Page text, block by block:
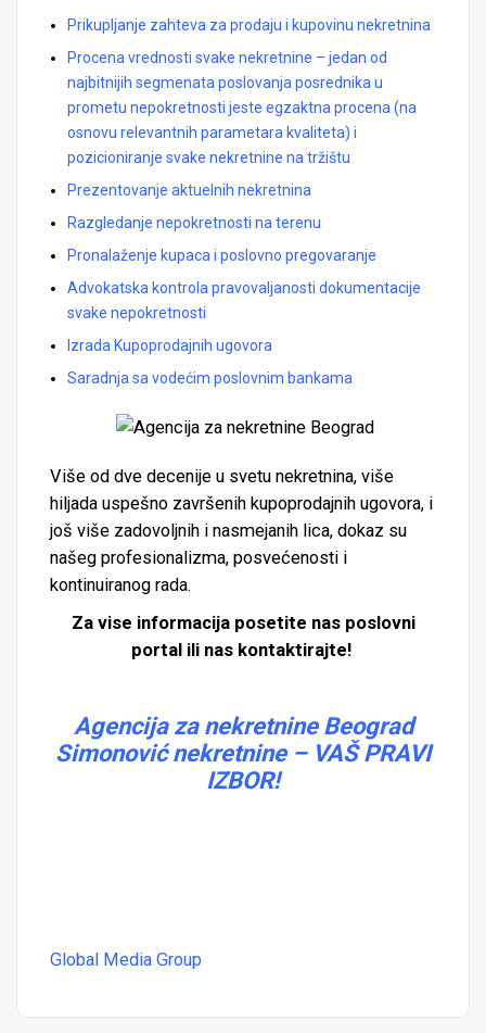
Prikupljanje zahteva za prodaju i kupovinu nekretnina
Procena vrednosti svake nekretnine – jedan od
najbitnijih segmenata poslovanja posrednika u
prometu nepokretnosti jeste egzaktna procena (na
osnovu relevantnih parametara kvaliteta) i
pozicioniranje svake nekretnine na tržištu
Prezentovanje aktuelnih nekretnina
Razgledanje nepokretnosti na terenu
Pronalaženje kupaca i poslovno pregovaranje
Advokatska kontrola pravovaljanosti dokumentacije
svake nepokretnosti
Izrada Kupoprodajnih ugovora
Saradnja sa vodećim poslovnim bankama
Više od dve decenije u svetu nekretnina, više
hiljada uspešno završenih kupoprodajnih ugovora, i
još više zadovoljnih i nasmejanih lica, dokaz su
našeg profesionalizma, posvećenosti i
kontinuiranog rada.
Za vise informacija posetite nas poslovni
portal ili nas kontaktirajte!
Agencija za nekretnine Beograd
Simonović nekretnine – VAŠ PRAVI
IZBOR!
Global Media Group